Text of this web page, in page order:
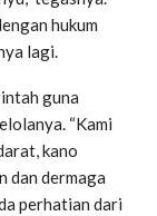
hukum
lagi.
guna
“Kami
kano
dan dermaga
perhatian dari